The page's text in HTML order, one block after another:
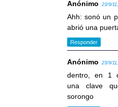
Anónimo 23/9/
Ahh: sonó un
abrió una
Responder
Anónimo 23/9/
dentro, en 1
una clave
sorongo